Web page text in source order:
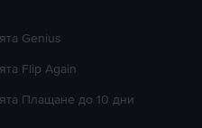
Genius
Flip Again
Плащане до 10 дни